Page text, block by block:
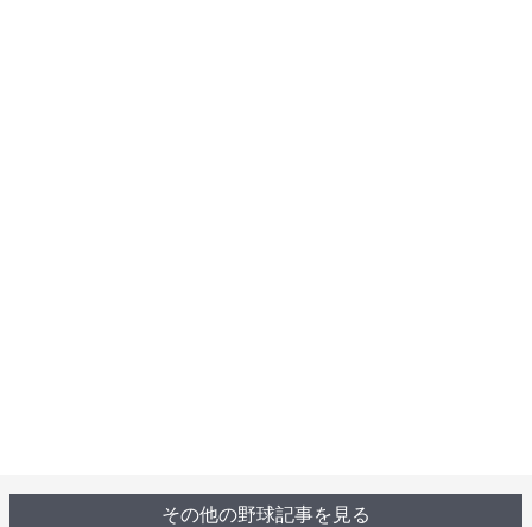
その他の野球記事を見る